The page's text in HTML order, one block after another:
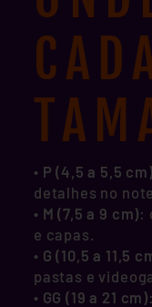
• P (4,5 a 5,5 cm)
detalhes no
• M (7,5 a 9 cm):
e capas.
• G (10,5 a 11,5
pastas e
• GG (19 a 21 cm)